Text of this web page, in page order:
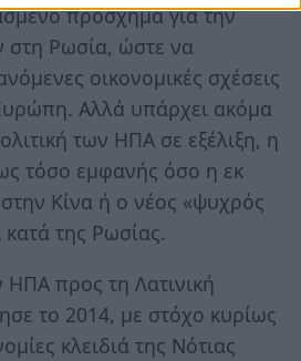
πρόσχημα για την
στη Ρωσία, ώστε να
οικονομικές σχέσεις
Αλλά υπάρχει ακόμα
των ΗΠΑ σε εξέλιξη, η
τόσο εμφανής όσο η εκ
Κίνα ή ο νέος «ψυχρός
της Ρωσίας.
ΗΠΑ προς τη Λατινική
το 2014, με στόχο κυρίως
κλειδιά της Νότιας